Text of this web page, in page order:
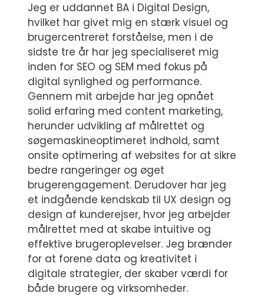
Jeg er uddannet BA i Digital Design,
hvilket har givet mig en stærk visuel og
brugercentreret forståelse, men i de
sidste tre år har jeg specialiseret mig
inden for SEO og SEM med fokus på
digital synlighed og performance.
Gennem mit arbejde har jeg opnået
solid erfaring med content marketing,
herunder udvikling af målrettet og
søgemaskineoptimeret indhold, samt
onsite optimering af websites for at sikre
bedre rangeringer og øget
brugerengagement. Derudover har jeg
et indgående kendskab til UX design og
design af kunderejser, hvor jeg arbejder
målrettet med at skabe intuitive og
effektive brugeroplevelser. Jeg brænder
for at forene data og kreativitet i
digitale strategier, der skaber værdi for
både brugere og virksomheder.